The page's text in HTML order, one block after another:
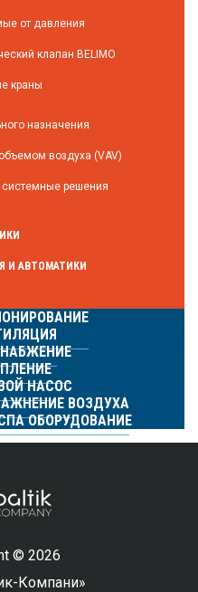
от давления
клапан BELIMO
краны
назначения
воздуха (VAV)
решения
И АВТОМАТИКИ
НАСОС
ВОЗДУХА
ОБОРУДОВАНИЕ
© 2026
Компани»